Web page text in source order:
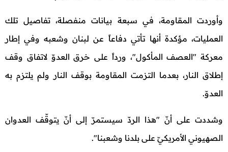
وأوردت المقاومة، في سبعة بيانات منفصلة، تفاصيل تلك
العمليات، مؤكدة أنها تأتي دفاعاً عن لبنان وشعبه وفي إطار
معركة "العصف المأكول"، ورداً على خرق العدوّ لاتفاق وقف
إطلاق النار، بعدما التزمت المقاومة بوقف النار ولم يلتزم به
العدوّ.
وشددت على أنّ "هذا الردّ سيستمرّ إلى أنّ يتوقّف العدوان
الصهيوني الأمريكيّ على بلدنا وشعبنا".